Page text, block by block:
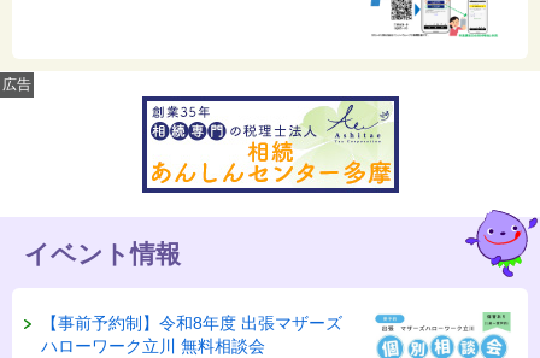
広告
イベント情報
【事前予約制】令和8年度 出張マザーズ
ハローワーク立川 無料相談会